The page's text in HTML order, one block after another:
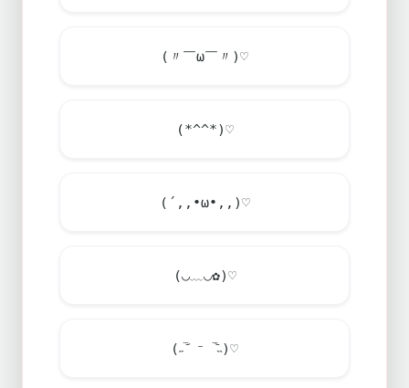
(〃￣ω￣〃)♡
(*^^*)♡
(´,,•ω•,,)♡
(◡﹏◡✿)♡
(˶‾᷄ ⁻ ‾᷅˵)♡